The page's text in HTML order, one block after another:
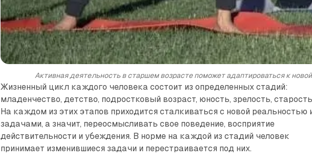
Активная деятельность в старшем возрасте поможет адаптироваться к
Жизненный цикл каждого человека состоит из определенных стадий:
младенчество, детство, подростковый возраст, юность, зрелость,
На каждом из этих этапов приходится сталкиваться с новой реальностью
задачами, а значит, переосмысливать свое поведение, восприятие
действительности и убеждения. В норме на каждой из стадий человек
принимает изменившиеся задачи и перестраивается под них.